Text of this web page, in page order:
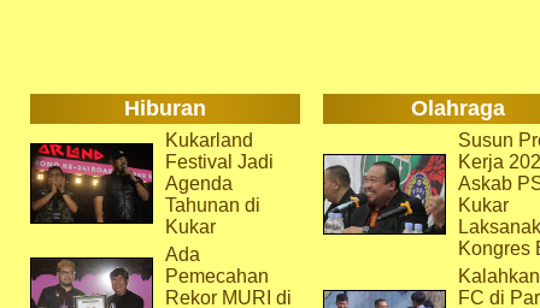
Hiburan Olahraga
Kukarland
Festival Jadi
Agenda
Tahunan di
Kukar
Ada
Pemecahan
Rekor MURI di
Susun
Kerja
Askab
Kukar
Kongres
FC di